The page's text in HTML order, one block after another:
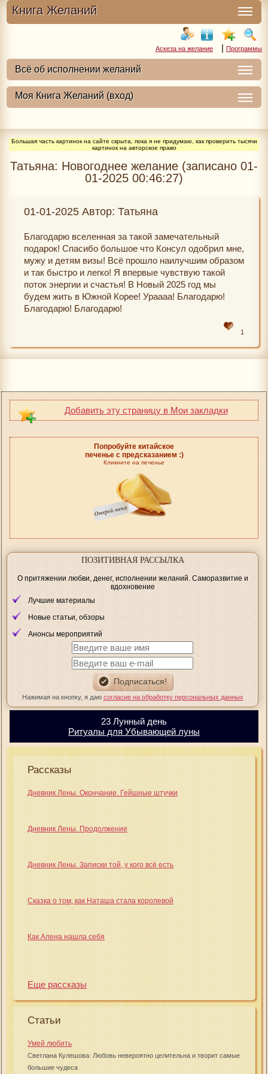
Книга Желаний
Аскеза на желание | Программы
Большая часть картинок на сайте скрыта, пока я не придумаю, как проверить тысячи
картинок на авторское право
Татьяна: Новогоднее желание (записано 01-
01-2025 00:46:27)
01-01-2025 Автор: Татьяна
Благодарю вселенная за такой замечательный
подарок! Спасибо большое что Консул одобрил мне,
мужу и детям визы! Всё прошло наилучшим образом
и так быстро и легко! Я впервые чувствую такой
поток энергии и счастья! В Новый 2025 год мы
будем жить в Южной Корее! Ураааа! Благодарю!
Благодарю! Благодарю!
1
Добавить эту страницу в Мои закладки
Попробуйте китайское
печенье с предсказанием :)
Кликните на печенье
ПОЗИТИВНАЯ РАССЫЛКА
О притяжении любви, денег, исполнении желаний. Саморазвитие и
вдохновение
Лучшие материалы
Новые статьи, обзоры
Анонсы мероприятий
Нажимая на кнопку, я даю согласие на обработку персональных данных
23 Лунный день
Ритуалы для Убывающей луны
Рассказы
Дневник Лены. Окончание. Гейшные штучки
Дневник Лены. Продолжение
Дневник Лены. Записки той, у кого всё есть
Сказка о том, как Наташа стала королевой
Как Алена нашла себя
Еще рассказы
Статьи
Умей любить
Светлана Кулешова: Любовь невероятно целительна и творит самые
большие чудеса